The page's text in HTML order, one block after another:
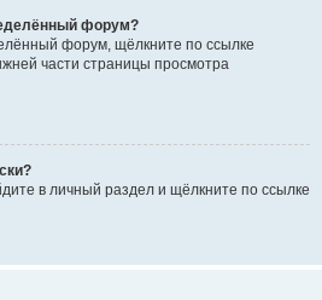
форум?
форум, щёлкните по ссылке
части страницы просмотра
в личный раздел и щёлкните по ссылке